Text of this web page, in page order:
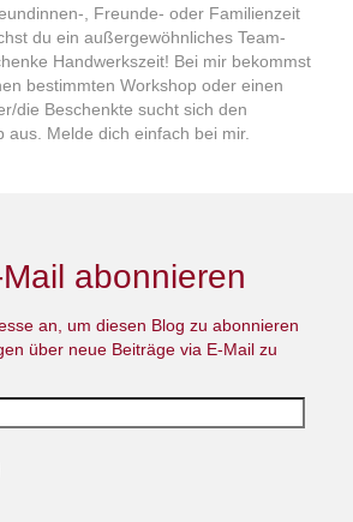
, Freunde- oder Familienzeit
du ein außergewöhnliches Team-
Handwerkszeit! Bei mir bekommst
bestimmten Workshop oder einen
die Beschenkte sucht sich den
aus. Melde dich einfach bei mir.
abonnieren
an, um diesen Blog zu abonnieren
über neue Beiträge via E-Mail zu